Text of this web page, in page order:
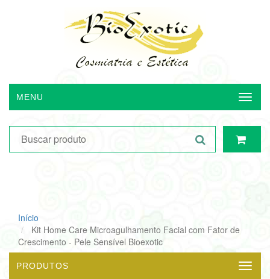
Menu
MENU
Início
Kit Home Care Microagulhamento Facial com Fator de
Crescimento - Pele Sensível Bioexotic
Menu
PRODUTOS